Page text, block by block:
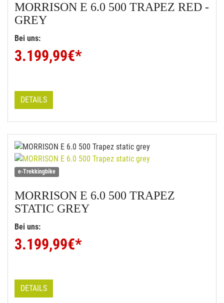
MORRISON E 6.0 500 TRAPEZ RED -
GREY
Bei uns:
3.199,99€*
DETAILS
e-Trekkingbike
MORRISON E 6.0 500 TRAPEZ
STATIC GREY
Bei uns:
3.199,99€*
DETAILS